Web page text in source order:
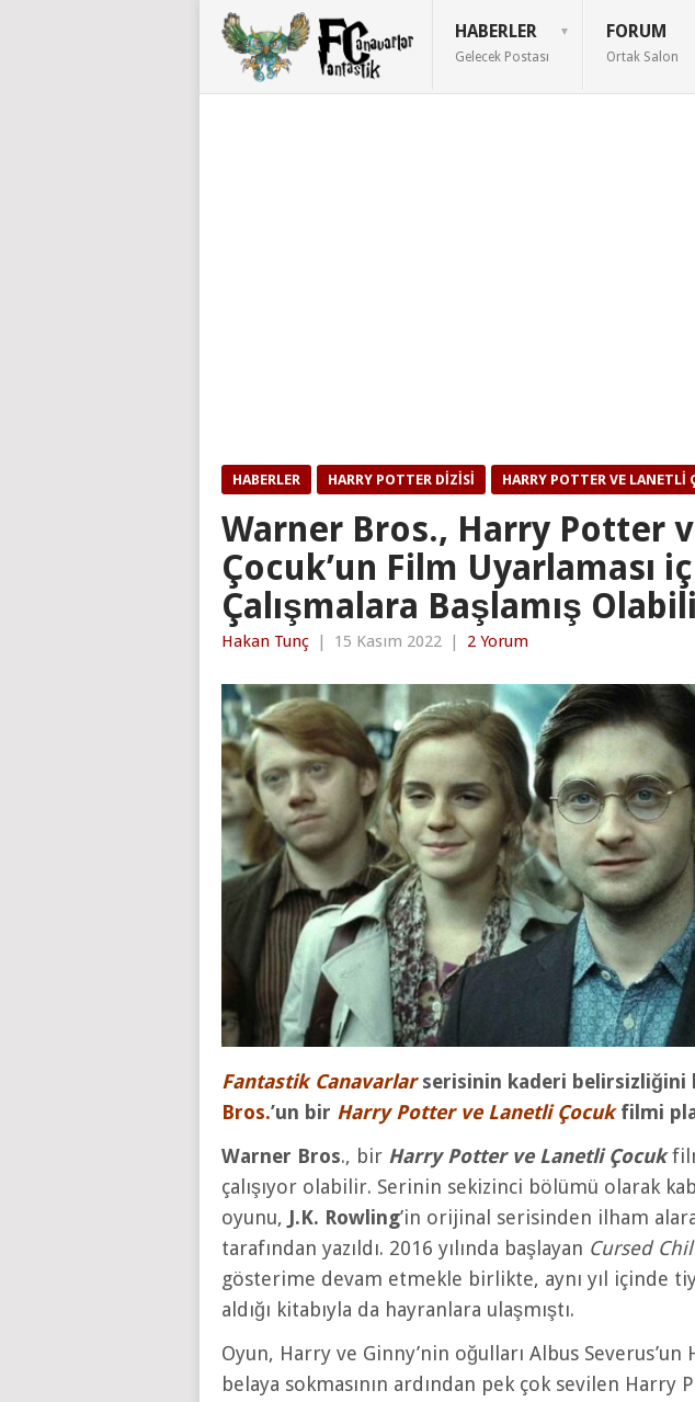
HABERLER
Gelecek Postası
FORUM
Ortak Salon
HABERLER HARRY POTTER DIZISI HARRY POTTER VE LANETLI
Warner Bros., Harry Potter
Çocuk’un Film Uyarlaması
Çalışmalara Başlamış
Hakan Tunç | 15 Kasım 2022 | 2 Yorum
Fantastik Canavarlarserisinin kaderi belirsizliğini
Bros.’un bir Harry Potter ve Lanetli Çocukfilmi
Warner Bros., bir Harry Potter ve Lanetli Çocuk
çalışıyor olabilir. Serinin sekizinci bölümü olarak
oyunu, J.K. Rowling’in orijinal serisinden ilham
tarafından yazıldı. 2016 yılında başlayan Cursed
gösterime devam etmekle birlikte, aynı yıl içinde
aldığı kitabıyla da hayranlara ulaşmıştı.
Oyun, Harry ve Ginny’nin oğulları Albus Severus’un
belaya sokmasının ardından pek çok sevilen Harry